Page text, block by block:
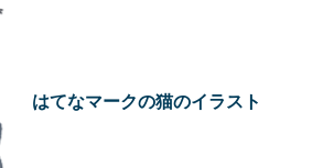
はてなマークの猫のイラスト